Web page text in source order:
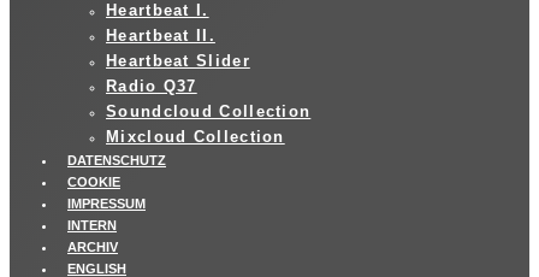
Heartbeat I.
Heartbeat II.
Heartbeat Slider
Radio Q37
Soundcloud Collection
Mixcloud Collection
DATENSCHUTZ
COOKIE
IMPRESSUM
INTERN
ARCHIV
ENGLISH